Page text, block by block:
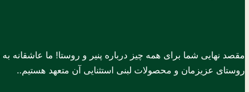
مقصد نهایی شما برای همه چیز درباره پنیر و روستا! ما عاشقانه
روستای عزیزمان و محصولات لبنی استثنایی آن متعهد هستیم..